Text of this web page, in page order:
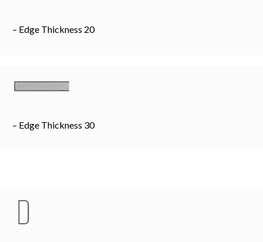
– Edge Thickness 20
– Edge Thickness 30